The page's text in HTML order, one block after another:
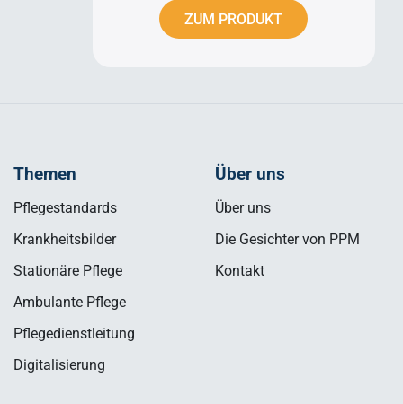
ZUM PRODUKT
Themen
Pflegestandards
Krankheitsbilder
Stationäre Pflege
Ambulante Pflege
Pflegedienstleitung
Digitalisierung
Über uns
Über uns
Die Gesichter von PPM
Kontakt